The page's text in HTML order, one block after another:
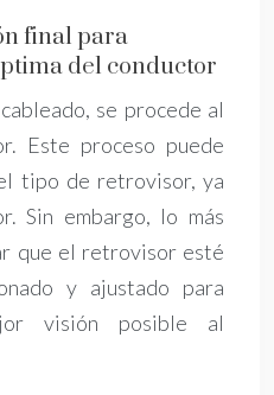
final para
del conductor
se procede al
Este proceso puede
tipo de retrovisor, ya
Sin embargo, lo más
que el retrovisor esté
y ajustado para
visión posible al